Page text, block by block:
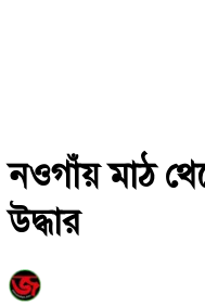
নওগাঁয় মাঠ
উদ্ধার